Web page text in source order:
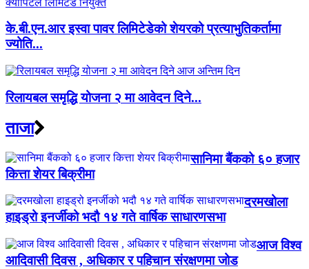
के.बी.एन.आर इस्वा पावर लिमिटेडेको शेयरको प्रत्याभुतिकर्तामा
ज्योति...
रिलायबल समृद्धि योजना २ मा आवेदन दिने...
ताजा
सानिमा बैंकको ६० हजार
कित्ता शेयर बिक्रीमा
दरमखोला
हाइड्रो इनर्जीको भदौ १४ गते वार्षिक साधारणसभा
आज विश्व
आदिवासी दिवस , अधिकार र पहिचान संरक्षणमा जोड